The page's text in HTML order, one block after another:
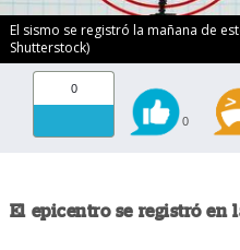
El sismo se registró la mañana de
Shutterstock)
0
0
El epicentro se registró en